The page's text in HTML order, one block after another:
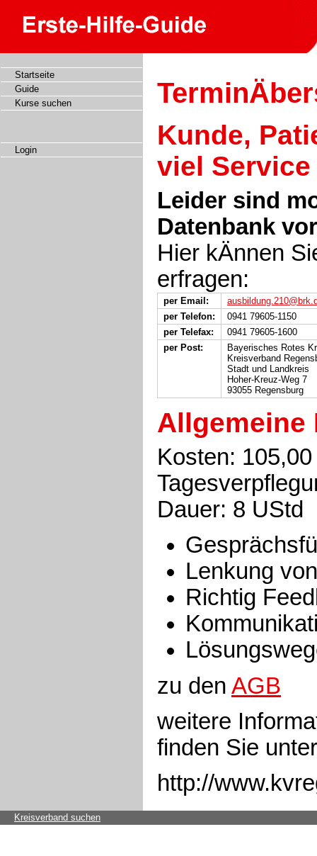
Startseite
Guide
Kurse suchen
Login
Kunde,
viel
Leider sind
Datenbank
Hier kÄnnen
erfragen:
per Email:
per Telefon:
0941 79605-1150
per Telefax:
0941 79605-1600
per Post:
Bayerisches Rotes
Kreisverband
Stadt und Landkreis
Hoher-Kreuz-Weg 7
93055 Regensburg
Allgemeine
Kosten:
Dauer: 8 UStd
Lenkung
Richtig
zu den AGB
weitere
finden Sie
http://
Kreisverband suchen